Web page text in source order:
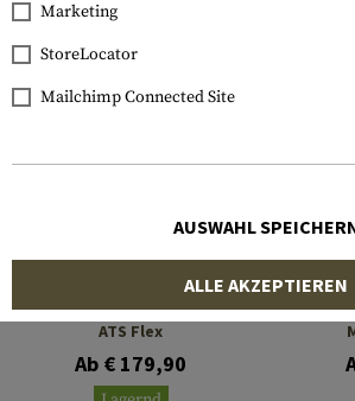
Operator Field Shirt MK III
ATS Flex
Ab € 179,90
Marketing
StoreLocator
Mailchimp Connected Site
AUSWAHL
ALLE AKZEPTIEREN